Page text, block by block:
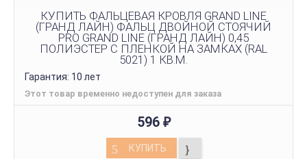
КУПИТЬ ФАЛЬЦЕВАЯ КРОВЛЯ GRAND LINE
(ГРАНД ЛАЙН) ФАЛЬЦ ДВОЙНОЙ СТОЯЧИЙ
PRO GRAND LINE (ГРАНД ЛАЙН) 0,45
ПОЛИЭСТЕР С ПЛЕНКОЙ НА ЗАМКАХ (RAL
5021) 1 КВ.М.
Гарантия: 10 лет
Этот товар временно недоступен для заказа
596 ₽
КУПИТЬ